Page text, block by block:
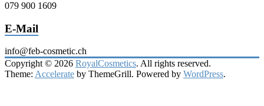
079 900 1609
E-Mail
info@feb-cosmetic.ch
Copyright © 2026 RoyalCosmetics. All rights reserved.
Theme: Accelerate by ThemeGrill. Powered by WordPress.